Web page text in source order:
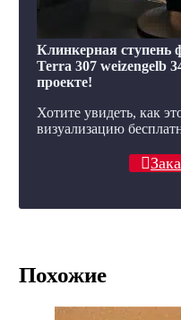
Клинкерная ступень
Terra 307 weizengelb
проекте!
Хотите увидеть, как
визуализацию
Похожие